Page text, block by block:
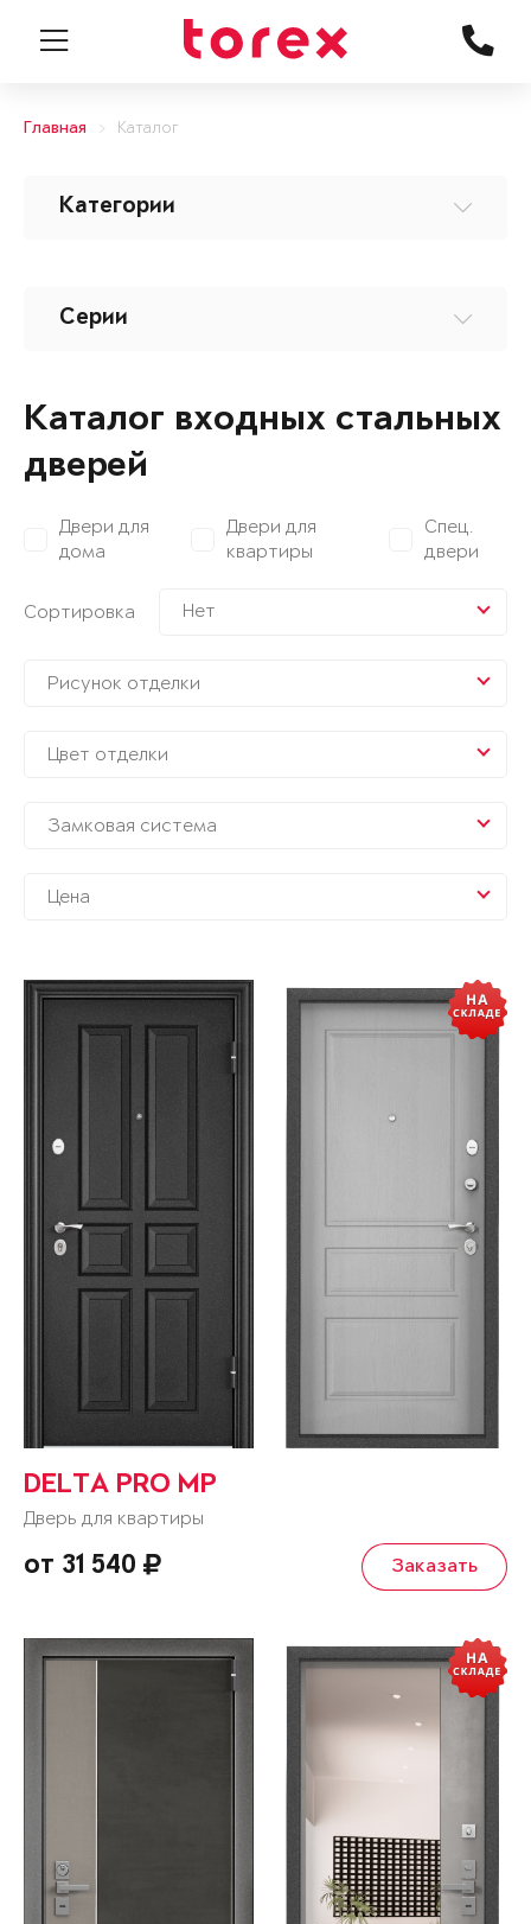
Главная Каталог
Категории
Серии
Каталог входных стальных
дверей
Двери для
дома
Двери для
квартиры
Спец.
двери
Сортировка Нет
Рисунок отделки
Цвет отделки
Замковая система
Цена
DELTA PRO MP
Дверь для квартиры
от 31 540 Заказать